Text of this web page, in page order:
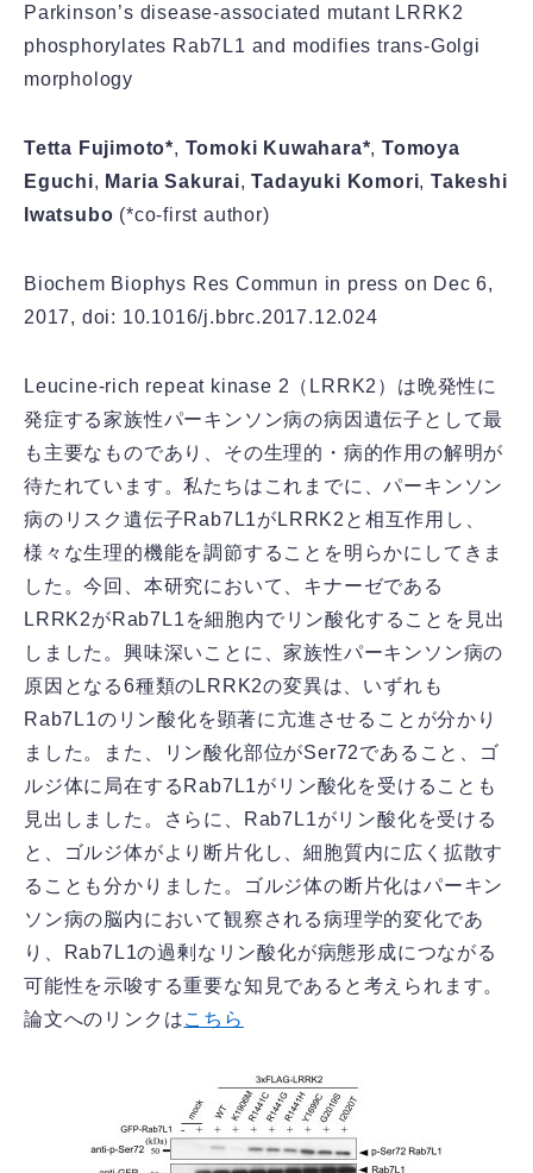
Parkinson’s disease-associated mutant LRRK2
phosphorylates Rab7L1 and modifies trans-Golgi
morphology
Tetta Fujimoto*, Tomoki Kuwahara*,Tomoya
Eguchi, Maria Sakurai,Tadayuki Komori,Takeshi
Iwatsubo (*co-first author)
Biochem Biophys Res Commun in press on Dec 6,
2017, doi: 10.1016/j.bbrc.2017.12.024
Leucine-rich repeat kinase 2（LRRK2）は晩発性に
発症する家族性パーキンソン病の病因遺伝子として最
も主要なものであり、その生理的・病的作用の解明が
待たれています。私たちはこれまでに、パーキンソン
病のリスク遺伝子Rab7L1がLRRK2と相互作用し、
様々な生理的機能を調節することを明らかにしてきま
した。今回、本研究において、キナーゼである
LRRK2がRab7L1を細胞内でリン酸化することを見出
しました。興味深いことに、家族性パーキンソン病の
原因となる6種類のLRRK2の変異は、いずれも
Rab7L1のリン酸化を顕著に亢進させることが分かり
ました。また、リン酸化部位がSer72であること、ゴ
ルジ体に局在するRab7L1がリン酸化を受けることも
見出しました。さらに、Rab7L1がリン酸化を受ける
と、ゴルジ体がより断片化し、細胞質内に広く拡散す
ることも分かりました。ゴルジ体の断片化はパーキン
ソン病の脳内において観察される病理学的変化であ
り、Rab7L1の過剰なリン酸化が病態形成につながる
可能性を示唆する重要な知見であると考えられます。
論文へのリンクはこちら